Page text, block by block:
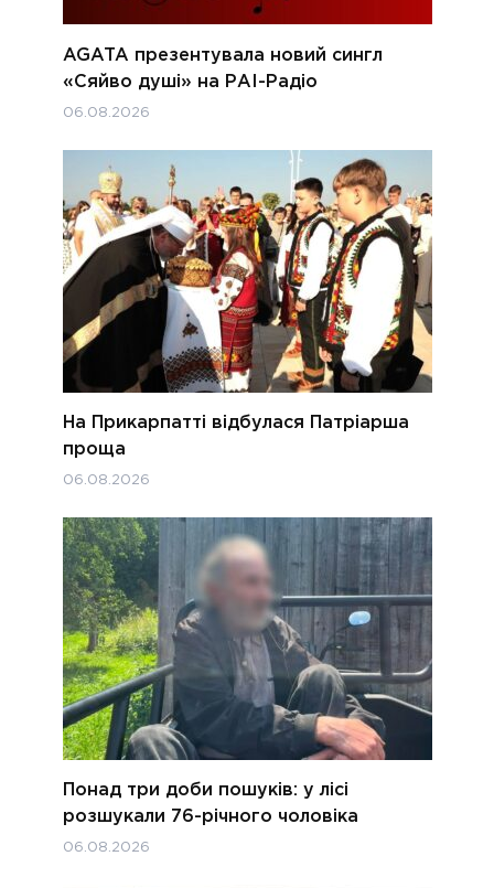
AGATA презентувала новий сингл
«Сяйво душі» на РАІ-Радіо
06.08.2026
На Прикарпатті відбулася Патріарша
проща
06.08.2026
Понад три доби пошуків: у лісі
розшукали 76-річного чоловіка
06.08.2026